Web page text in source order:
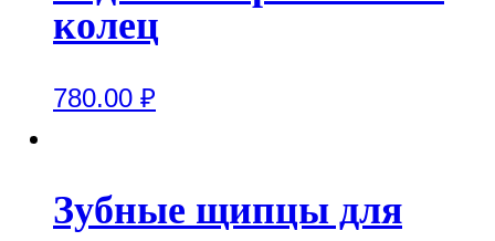
колец
780.00 ₽
Зубные щипцы для